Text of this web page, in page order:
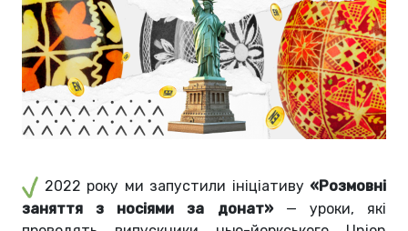
2022 року ми запустили ініціативу «Розмовні
заняття з носіями за донат» — уроки, які